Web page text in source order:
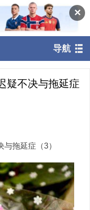
✕
导航
疑不决与拖延症
拖延症（3）